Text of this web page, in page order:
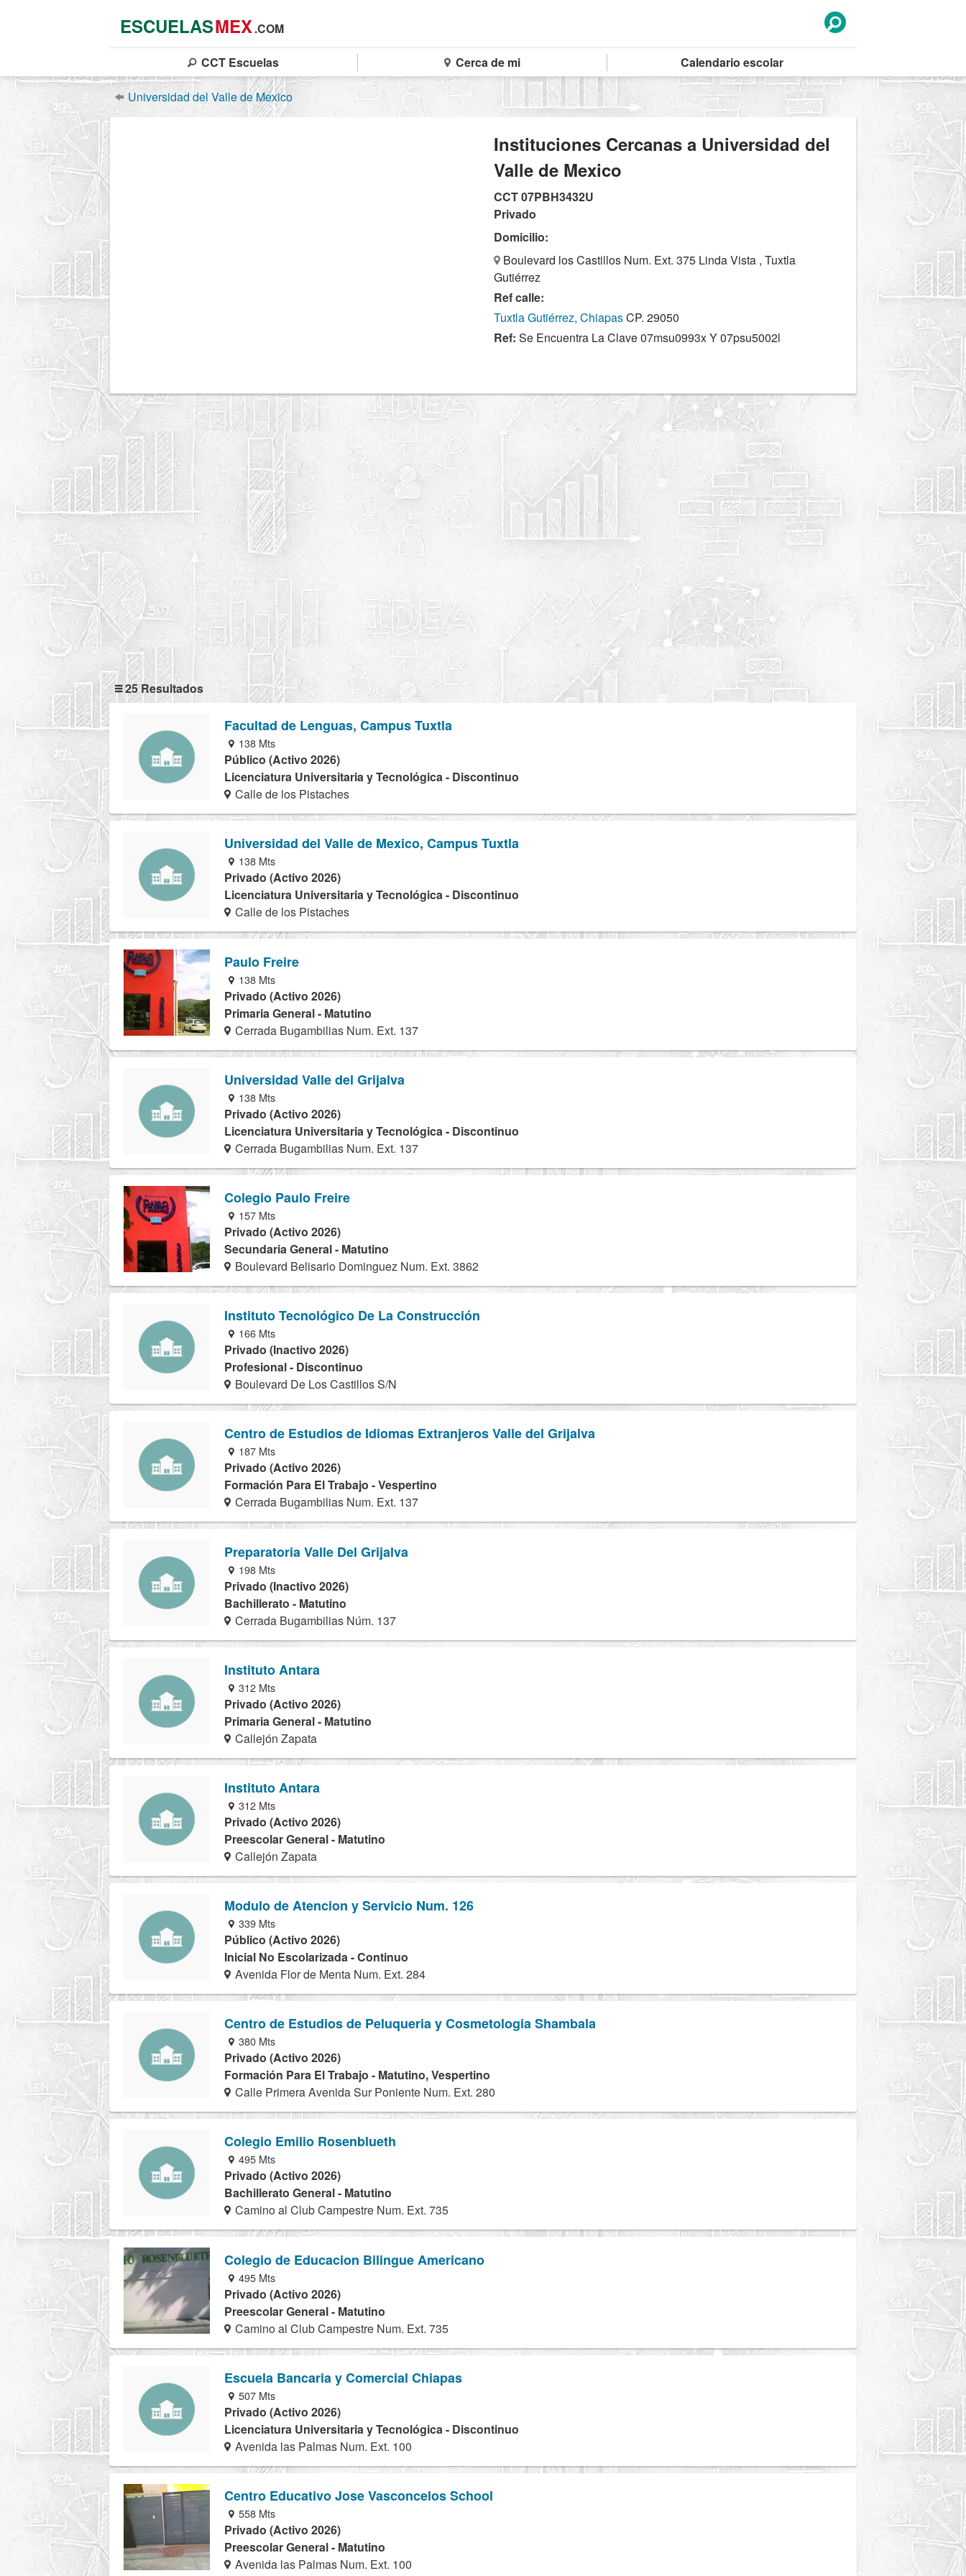
ESCUELASMEX.COM
CCT Escuelas Cerca de mi Calendario escolar
Universidad del Valle de Mexico
Instituciones Cercanas a Universidad del
Valle de Mexico
CCT 07PBH3432U
Privado
Domicilio:
Boulevard los Castillos Num. Ext. 375 Linda Vista , Tuxtla
Gutiérrez
Ref calle:
Tuxtla Gutiérrez, ChiapasCP. 29050
Ref: Se Encuentra La Clave 07msu0993x Y 07psu5002l
25 Resultados
Facultad de Lenguas, Campus Tuxtla
138 Mts
Público (Activo 2026)
Licenciatura Universitaria y Tecnológica - Discontinuo
Calle de los Pistaches
Universidad del Valle de Mexico, Campus Tuxtla
138 Mts
Privado (Activo 2026)
Licenciatura Universitaria y Tecnológica - Discontinuo
Calle de los Pistaches
Paulo Freire
138 Mts
Privado (Activo 2026)
Primaria General - Matutino
Cerrada Bugambilias Num. Ext. 137
Universidad Valle del Grijalva
138 Mts
Privado (Activo 2026)
Licenciatura Universitaria y Tecnológica - Discontinuo
Cerrada Bugambilias Num. Ext. 137
Colegio Paulo Freire
157 Mts
Privado (Activo 2026)
Secundaria General - Matutino
Boulevard Belisario Dominguez Num. Ext. 3862
Instituto Tecnológico De La Construcción
166 Mts
Privado (Inactivo 2026)
Profesional - Discontinuo
Boulevard De Los Castillos S/N
Centro de Estudios de Idiomas Extranjeros Valle del Grijalva
187 Mts
Privado (Activo 2026)
Formación Para El Trabajo - Vespertino
Cerrada Bugambilias Num. Ext. 137
Preparatoria Valle Del Grijalva
198 Mts
Privado (Inactivo 2026)
Bachillerato - Matutino
Cerrada Bugambilias Núm. 137
Instituto Antara
312 Mts
Privado (Activo 2026)
Primaria General - Matutino
Callejón Zapata
Instituto Antara
312 Mts
Privado (Activo 2026)
Preescolar General - Matutino
Callejón Zapata
Modulo de Atencion y Servicio Num. 126
339 Mts
Público (Activo 2026)
Inicial No Escolarizada - Continuo
Avenida Flor de Menta Num. Ext. 284
Centro de Estudios de Peluqueria y Cosmetologia Shambala
380 Mts
Privado (Activo 2026)
Formación Para El Trabajo - Matutino, Vespertino
Calle Primera Avenida Sur Poniente Num. Ext. 280
Colegio Emilio Rosenblueth
495 Mts
Privado (Activo 2026)
Bachillerato General - Matutino
Camino al Club Campestre Num. Ext. 735
Colegio de Educacion Bilingue Americano
495 Mts
Privado (Activo 2026)
Preescolar General - Matutino
Camino al Club Campestre Num. Ext. 735
Escuela Bancaria y Comercial Chiapas
507 Mts
Privado (Activo 2026)
Licenciatura Universitaria y Tecnológica - Discontinuo
Avenida las Palmas Num. Ext. 100
Centro Educativo Jose Vasconcelos School
558 Mts
Privado (Activo 2026)
Preescolar General - Matutino
Avenida las Palmas Num. Ext. 100